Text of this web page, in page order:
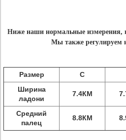
Ниже наши нормальные измерения,
Мы также регулируем
Размер С
Ширина
ладони
7.4КМ
Средний
палец
8.8КМ